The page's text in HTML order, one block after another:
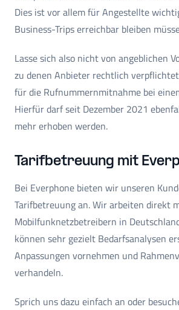
Dies ist vor allem für Angestellte
Business-Trips erreichbar bleiben
Lasse sich also nicht von angeblichen
zu denen Anbieter rechtlich
für die Rufnummernmitnahme bei
Hierfür darf seit Dezember 2021
mehr erhoben werden.
Tarifbetreuung mit
Bei Everphone bieten wir unseren
Tarifbetreuung an. Wir arbeiten direkt
Mobilfunknetzbetreibern in
können sehr gezielt Bedarfsanalysen
Anpassungen vornehmen und
verhandeln.
Sprich uns dazu einfach an oder